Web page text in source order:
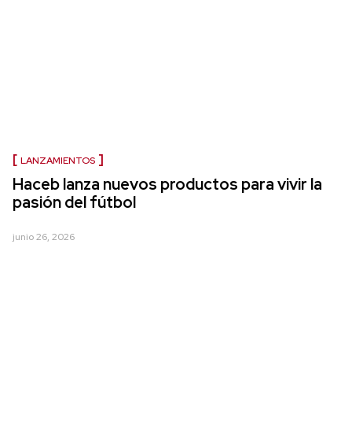
LANZAMIENTOS
Haceb lanza nuevos productos para vivir la
pasión del fútbol
junio 26, 2026